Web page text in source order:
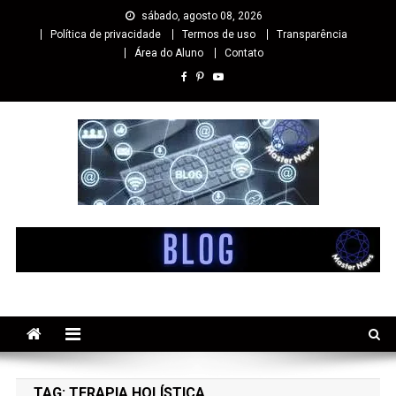
sábado, agosto 08, 2026
Política de privacidade
Termos de uso
Transparência
Área do Aluno
Contato
Master cursos EaD